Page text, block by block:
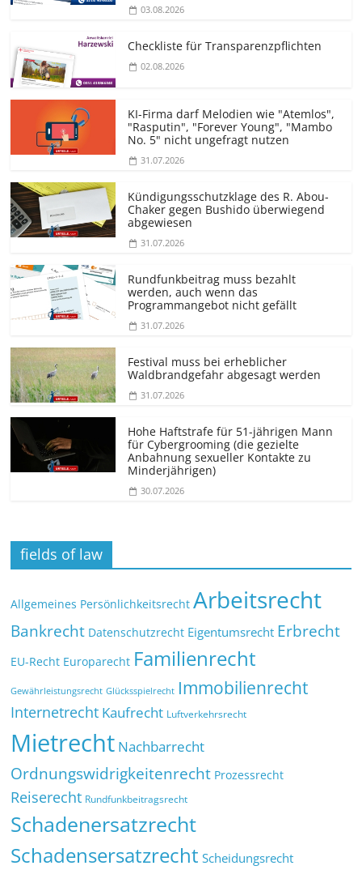
03.08.2026
Checkliste für Transparenz­pflichten
02.08.2026
KI-Firma darf Melodien wie "Atemlos",
"Rasputin", "Forever Young", "Mambo
No. 5" nicht ungefragt nutzen
31.07.2026
Kündigungs­schutzklage des R. Abou-
Chaker gegen Bushido überwiegend
abgewiesen
31.07.2026
Rundfunkbeitrag muss bezahlt
werden, auch wenn das
Programmangebot nicht gefällt
31.07.2026
Festival muss bei erheblicher
Waldbrandgefahr abgesagt werden
31.07.2026
Hohe Haftstrafe für 51-jährigen Mann
für Cybergrooming (die gezielte
Anbahnung sexueller Kontakte zu
Minderjährigen)
30.07.2026
fields of law
Allgemeines Persönlichkeitsrecht Arbeitsrecht
Bankrecht Datenschutzrecht Eigentumsrecht Erbrecht
EU-Recht Europarecht Familienrecht
Gewährleistungsrecht Glücksspielrecht Immobilienrecht
Internetrecht Kaufrecht Luftverkehrsrecht
Mietrecht Nachbarrecht
Ordnungswidrigkeitenrecht Prozessrecht
Reiserecht Rundfunkbeitragsrecht
Schadenersatzrecht
Schadensersatzrecht Scheidungsrecht